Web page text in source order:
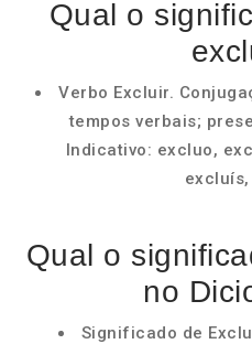
Qual o
Verbo Excluir.
tempos verbais;
Indicativo: excluo,
Qual o
no
Significado de